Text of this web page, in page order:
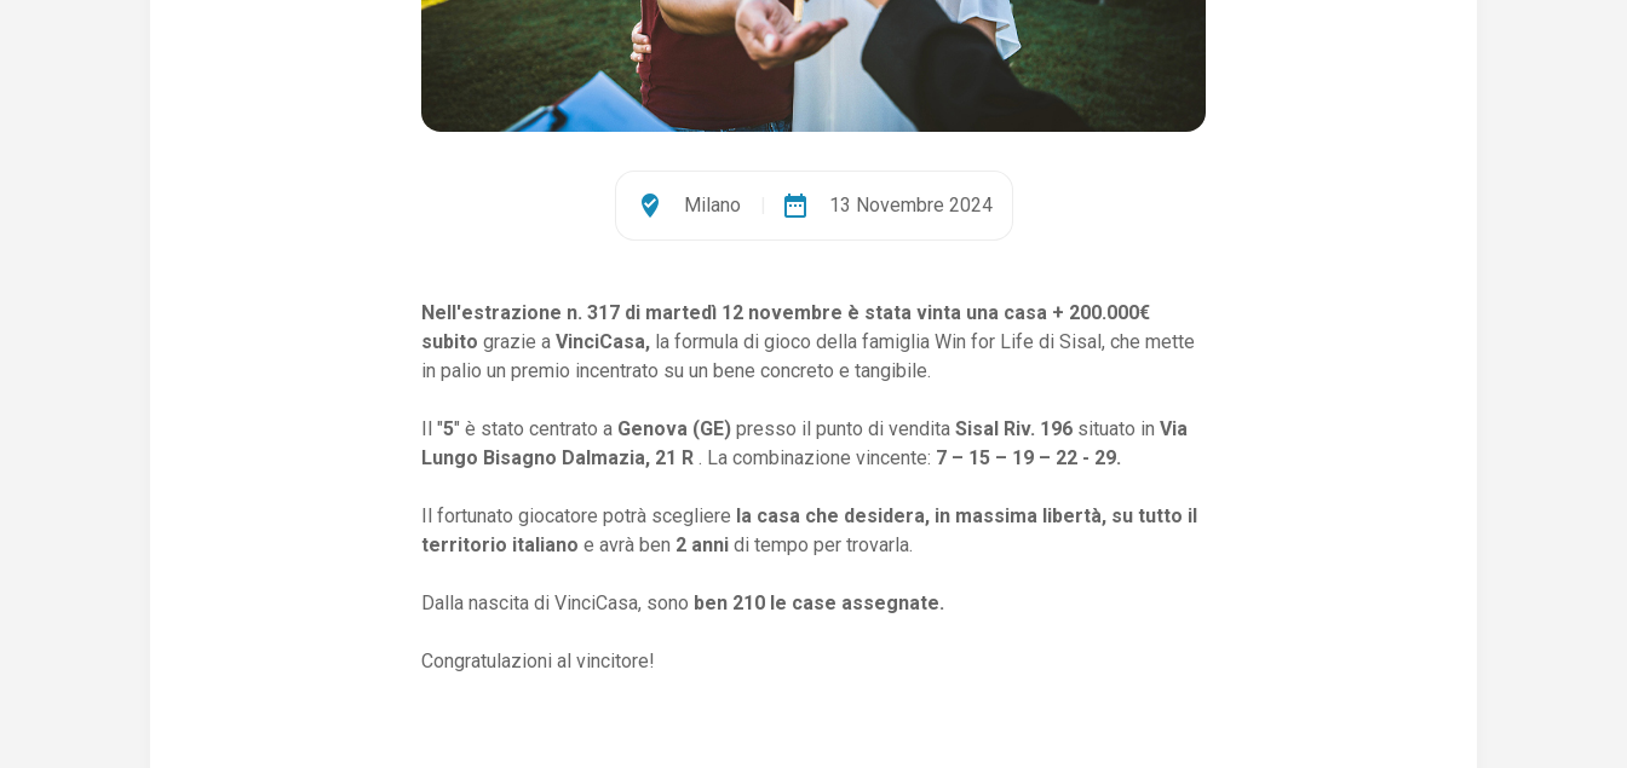
where_to_vote Milano date_range 13 Novembre 2024
Nell'estrazione n. 317 di martedì 12 novembre è stata vinta una casa + 200.000€
subito grazie a VinciCasa, la formula di gioco della famiglia Win for Life di Sisal, che mette
in palio un premio incentrato su un bene concreto e tangibile.
Il "5" è stato centrato a Genova (GE) presso il punto di vendita Sisal Riv. 196 situato in Via
Lungo Bisagno Dalmazia, 21 R . La combinazione vincente: 7 – 15 – 19 – 22 - 29.
Il fortunato giocatore potrà scegliere la casa che desidera, in massima libertà, su tutto il
territorio italiano e avrà ben 2 anni di tempo per trovarla.
Dalla nascita di VinciCasa, sono ben 210 le case assegnate.
Congratulazioni al vincitore!